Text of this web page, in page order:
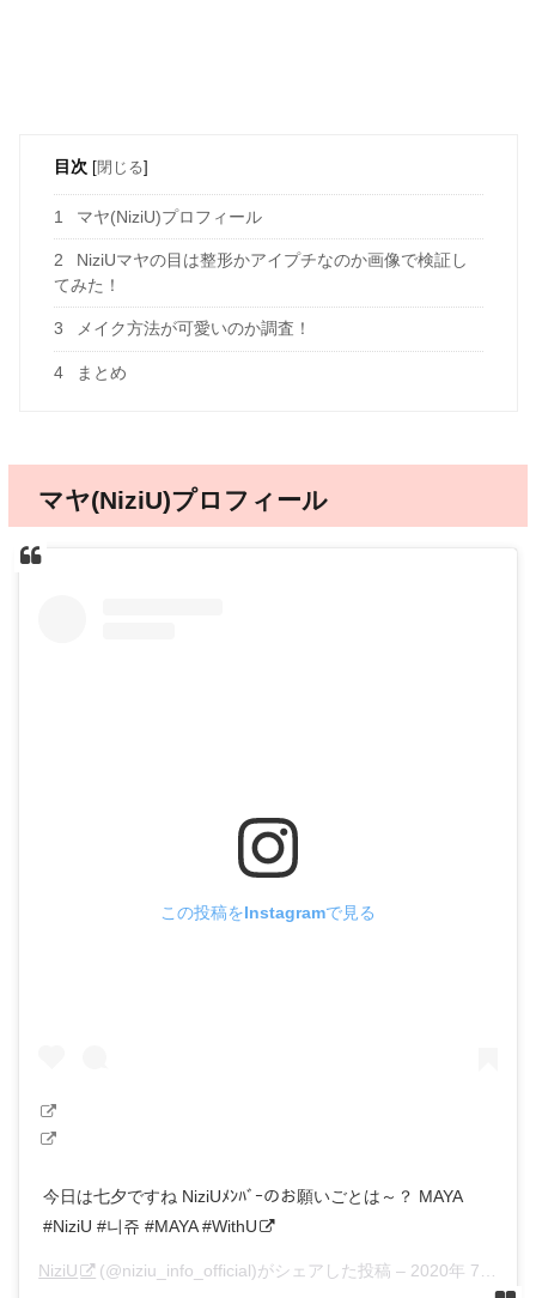
目次 [閉じる]
1 マヤ(NiziU)プロフィール
2
NiziUマヤの目は整形かアイプチなのか画像で検証し
てみた！
3 メイク方法が可愛いのか調査！
4 まとめ
マヤ(NiziU)プロフィール
この投稿をInstagramで見る
今日は七夕ですね NiziUﾒﾝﾊﾞｰのお願いごとは～？ MAYA
#NiziU #니쥬 #MAYA #WithU
NiziU (@niziu_info_official)がシェアした投稿 – 2020年 7月月7日午前2時38分PDT